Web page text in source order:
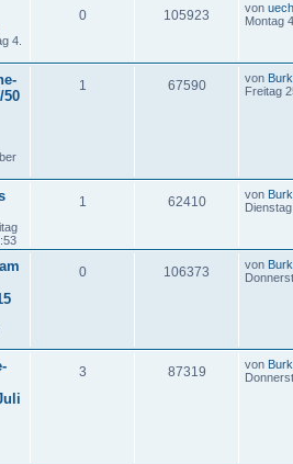
4.
0 105923 von
Montag
50
1 67590 von
Freitag
1 62410 von
0 106373 von
3 87319 von